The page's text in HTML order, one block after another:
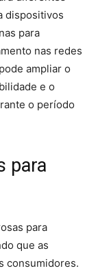
dispositivos
para
nas redes
ampliar o
e o
o período
para
para
que as
consumidores.